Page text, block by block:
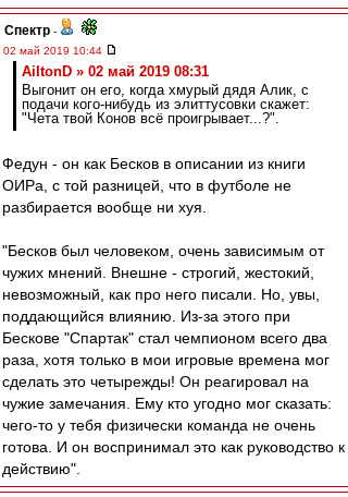
Спектр -
02 май 2019 10:44
AiltonD » 02 май 2019 08:31
Выгонит он его, когда хмурый дядя Алик, с
подачи кого-нибудь из элиттусовки скажет:
"Чета твой Конов всё проигрывает...?".
Федун - он как Бесков в описании из книги
ОИРа, с той разницей, что в футболе не
разбирается вообще ни хуя.
"Бесков был человеком, очень зависимым от
чужих мнений. Внешне - строгий, жестокий,
невозможный, как про него писали. Но, увы,
поддающийся влиянию. Из-за этого при
Бескове "Спартак" стал чемпионом всего два
раза, хотя только в мои игровые времена мог
сделать это четырежды! Он реагировал на
чужие замечания. Ему кто угодно мог сказать:
чего-то у тебя физически команда не очень
готова. И он воспринимал это как руководство к
действию".